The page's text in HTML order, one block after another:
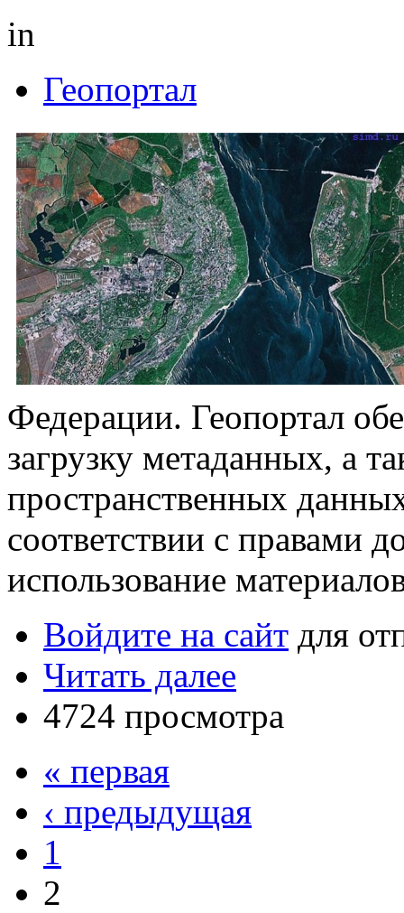
in
Геопортал
Федерации. Геопортал
загрузку метаданных, а
пространственных
соответствии с правами
использование
Войдите на сайт для
Читать далее
4724 просмотра
« первая
‹ предыдущая
1
2